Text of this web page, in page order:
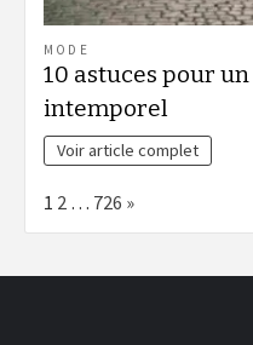
MODE
10 astuces pour
intemporel
Voir article complet
Page:
1 2 … 726 Next
»